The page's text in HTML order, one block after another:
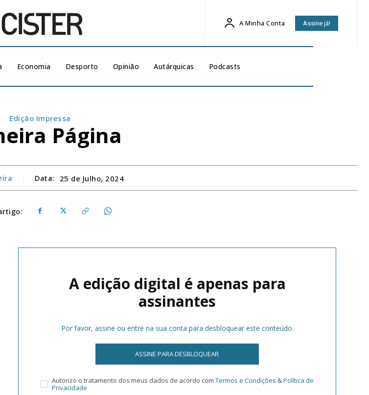
A Minha Conta Assine já!
Economia Desporto Opinião Autárquicas Podcasts
Edição Impressa
Página
Data: 25 de Julho, 2024
A edição digital é apenas para
assinantes
Por favor, assine ou entre na sua conta para desbloquear este conteúdo.
ASSINE PARA DESBLOQUEAR
Autorizo o tratamento dos meus dados de acordo com Termos e Condições &Política de
Privacidade